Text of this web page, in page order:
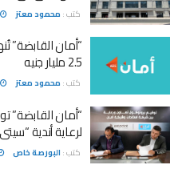
كتب : محمود معتز
“أمان القابضة”
2.5 مليار جنيه
كتب : محمود معتز
“أمان القابضة”
لرعاية أندية
كتب : البورصة خاص